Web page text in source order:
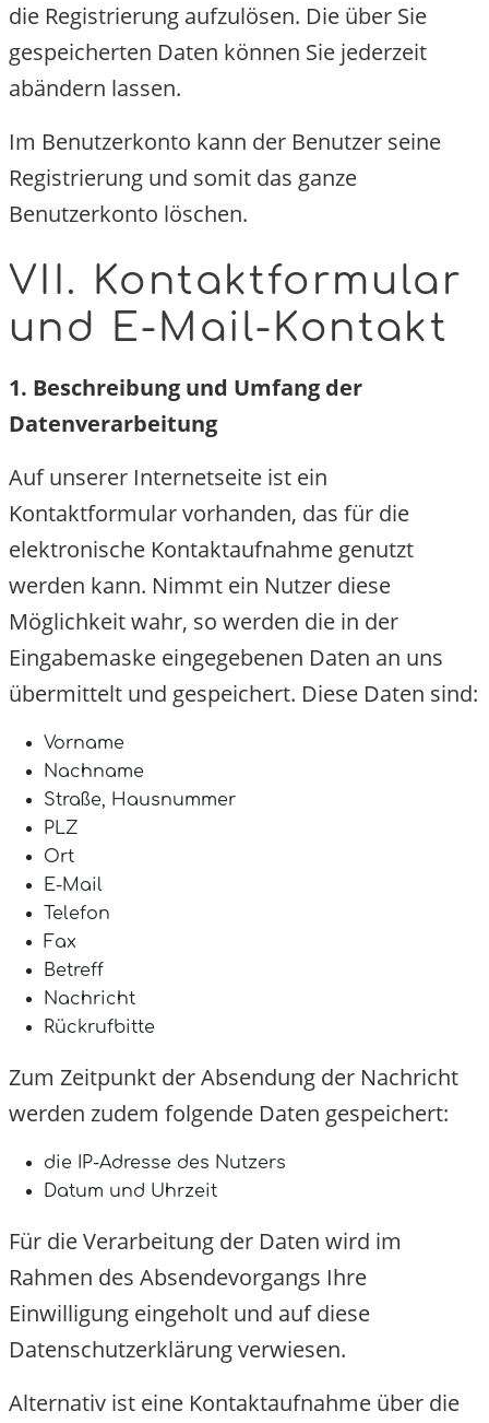
die Registrierung aufzulösen. Die über Sie
gespeicherten Daten können Sie jederzeit
abändern lassen.
Im Benutzerkonto kann der Benutzer seine
Registrierung und somit das ganze
Benutzerkonto löschen.
VII. Kontaktformular
und E-Mail-Kontakt
1. Beschreibung und Umfang der
Datenverarbeitung
Auf unserer Internetseite ist ein
Kontaktformular vorhanden, das für die
elektronische Kontaktaufnahme genutzt
werden kann. Nimmt ein Nutzer diese
Möglichkeit wahr, so werden die in der
Eingabemaske eingegebenen Daten an uns
übermittelt und gespeichert. Diese Daten
Vorname
Nachname
Straße, Hausnummer
PLZ
Ort
E-Mail
Telefon
Fax
Betreff
Nachricht
Rückrufbitte
Zum Zeitpunkt der Absendung der Nachricht
werden zudem folgende Daten gespeichert:
die IP-Adresse des Nutzers
Datum und Uhrzeit
Für die Verarbeitung der Daten wird im
Rahmen des Absendevorgangs Ihre
Einwilligung eingeholt und auf diese
Datenschutzerklärung verwiesen.
Alternativ ist eine Kontaktaufnahme über die